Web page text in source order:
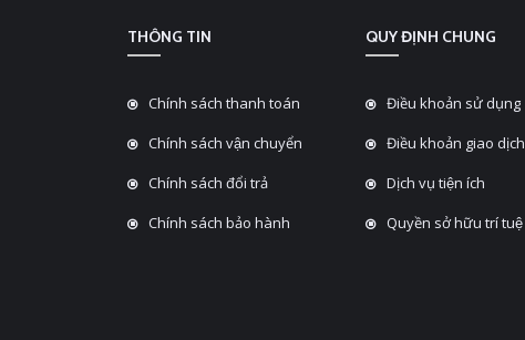
THÔNG TIN
Chính sách thanh toán
Chính sách vận chuyển
Chính sách đổi trả
Chính sách bảo hành
QUY ĐỊNH CHUNG
Điều khoản sử dụng
Điều khoản giao dịch
Dịch vụ tiện ích
Quyền sở hữu trí tuệ